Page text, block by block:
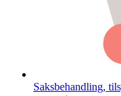
Saksbehandling,